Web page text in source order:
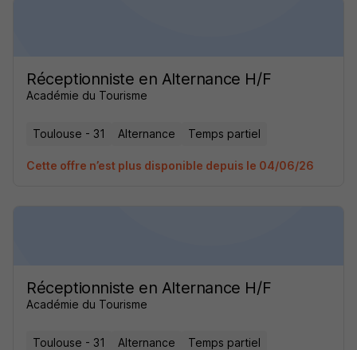
Réceptionniste en Alternance H/F
Académie du Tourisme
Toulouse - 31 Alternance Temps partiel
Cette offre n’est plus disponible depuis le 04/06/26
Réceptionniste en Alternance H/F
Académie du Tourisme
Toulouse - 31 Alternance Temps partiel